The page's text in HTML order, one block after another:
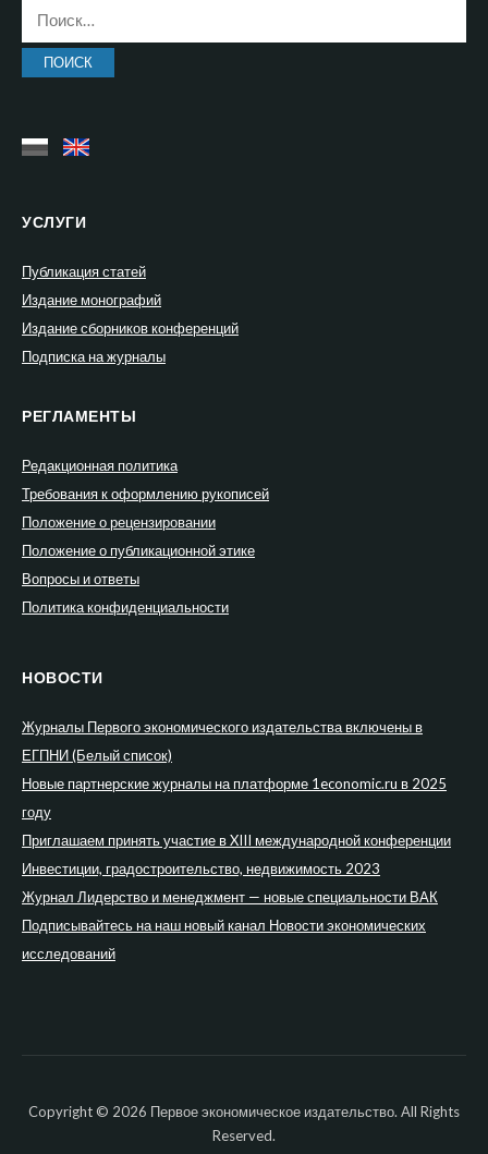
УСЛУГИ
Публикация статей
Издание монографий
Издание сборников конференций
Подписка на журналы
РЕГЛАМЕНТЫ
Редакционная политика
Требования к оформлению рукописей
Положение о рецензировании
Положение о публикационной этике
Вопросы и ответы
Политика конфиденциальности
НОВОСТИ
Журналы Первого экономического издательства включены в
ЕГПНИ (Белый список)
Новые партнерские журналы на платформе 1economic.ru в 2025
году
Приглашаем принять участие в XIII международной конференции
Инвестиции, градостроительство, недвижимость 2023
Журнал Лидерство и менеджмент — новые специальности ВАК
Подписывайтесь на наш новый канал Новости экономических
исследований
Copyright © 2026 Первое экономическое издательство. All Rights
Reserved.